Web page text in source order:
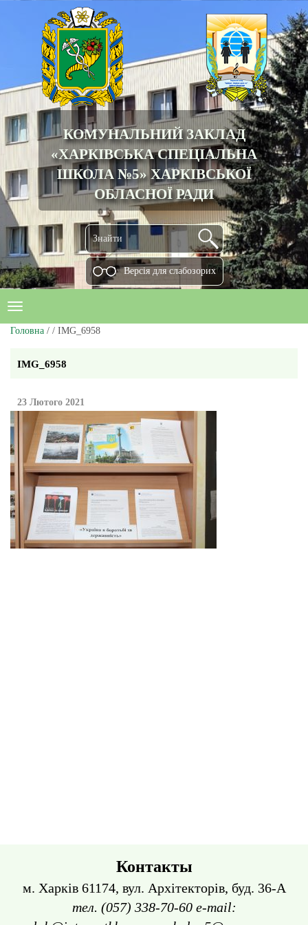
КОМУНАЛЬНИЙ ЗАКЛАД
«ХАРКІВСЬКА СПЕЦІАЛЬНА
ШКОЛА №5» ХАРКІВСЬКОЇ
ОБЛАСНОЇ РАДИ
Версiя для слабозорих
Головна / / IMG_6958
IMG_6958
23 Лютого 2021
Контакты
м. Харків 61174, вул. Архітекторів, буд. 36-А
тел. (057) 338-70-60 e-mail: